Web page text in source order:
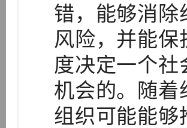
错，能够消除
风险，并能
度决定一个社
机会的。随着
组织可能能够